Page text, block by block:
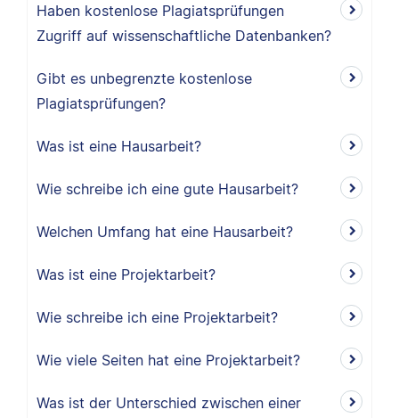
Haben kostenlose Plagiatsprüfungen
Zugriff auf wissenschaftliche Datenbanken?
Gibt es unbegrenzte kostenlose
Plagiatsprüfungen?
Was ist eine Hausarbeit?
Wie schreibe ich eine gute Hausarbeit?
Welchen Umfang hat eine Hausarbeit?
Was ist eine Projektarbeit?
Wie schreibe ich eine Projektarbeit?
Wie viele Seiten hat eine Projektarbeit?
Was ist der Unterschied zwischen einer